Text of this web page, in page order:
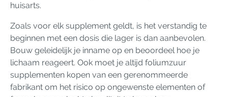
huisarts.
Zoals voor elk supplement geldt, is het verstandig te
beginnen met een dosis die lager is dan aanbevolen.
Bouw geleidelijk je inname op en beoordeel hoe je
lichaam reageert. Ook moet je altijd foliumzuur
supplementen kopen van een gerenommeerde
fabrikant om het risico op ongewenste elementen of